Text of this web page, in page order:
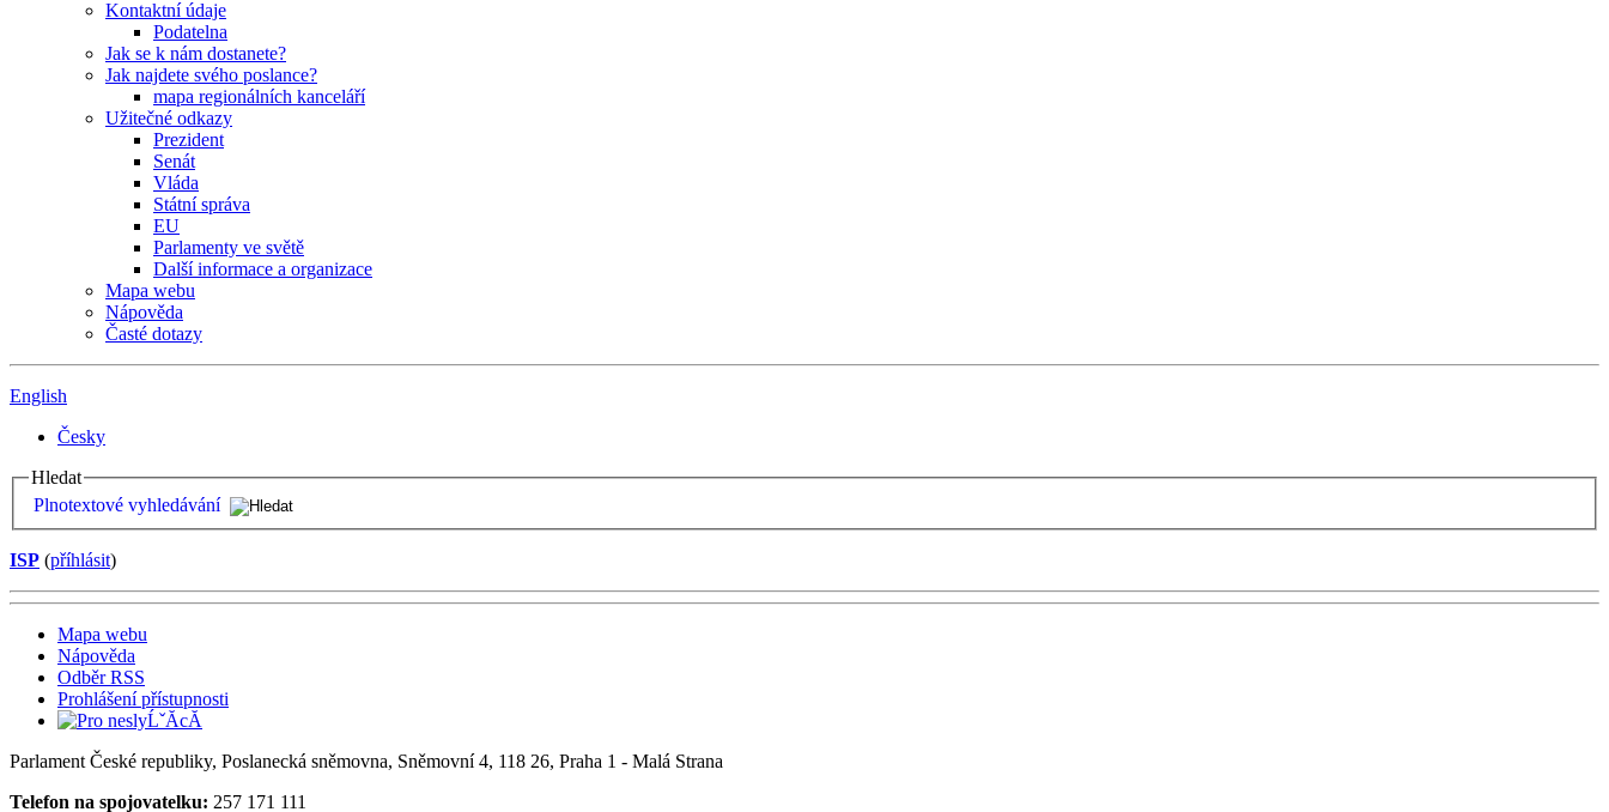
Kontaktní údaje
Podatelna
Jak se k nám dostanete?
Jak najdete svého poslance?
mapa regionálních kanceláří
Užitečné odkazy
Prezident
Senát
Vláda
Státní správa
EU
Parlamenty ve světě
Další informace a organizace
Mapa webu
Nápověda
Časté dotazy
English
Česky
Hledat
Plnotextové vyhledávání
ISP (příhlásit)
Mapa webu
Nápověda
Odběr RSS
Prohlášení přístupnosti
Parlament České republiky, Poslanecká sněmovna, Sněmovní 4, 118 26, Praha 1 - Malá Strana
Telefon na spojovatelku: 257 171 111